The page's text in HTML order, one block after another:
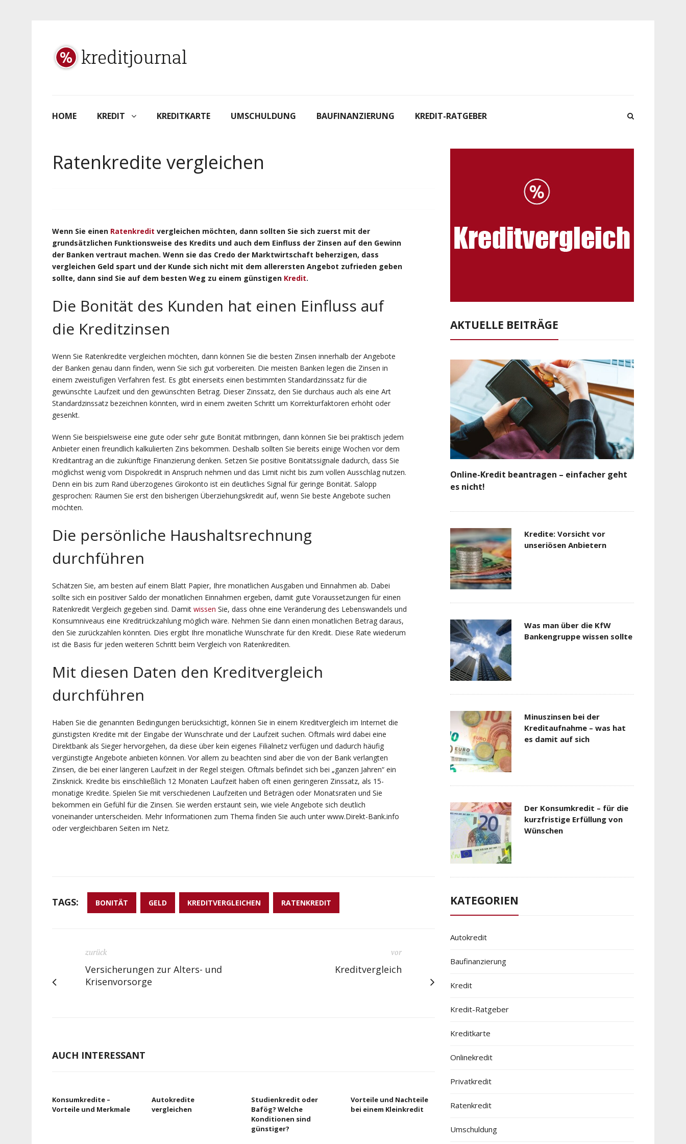
HOME KREDIT KREDITKARTE UMSCHULDUNG BAUFINANZIERUNG KREDIT-RATGEBER
Ratenkredite vergleichen
Wenn Sie einen Ratenkredit vergleichen möchten, dann sollten Sie sich zuerst mit der
grundsätzlichen Funktionsweise des Kredits und auch dem Einfluss der Zinsen auf den Gewinn
der Banken vertraut machen. Wenn sie das Credo der Marktwirtschaft beherzigen, dass
vergleichen Geld spart und der Kunde sich nicht mit dem allerersten Angebot zufrieden geben
sollte, dann sind Sie auf dem besten Weg zu einem günstigen Kredit.
Die Bonität des Kunden hat einen Einfluss auf
die Kreditzinsen
Wenn Sie Ratenkredite vergleichen möchten, dann können Sie die besten Zinsen innerhalb der Angebote
der Banken genau dann finden, wenn Sie sich gut vorbereiten. Die meisten Banken legen die Zinsen in
einem zweistufigen Verfahren fest. Es gibt einerseits einen bestimmten Standardzinssatz für die
gewünschte Laufzeit und den gewünschten Betrag. Dieser Zinssatz, den Sie durchaus auch als eine Art
Standardzinssatz bezeichnen könnten, wird in einem zweiten Schritt um Korrekturfaktoren erhöht oder
gesenkt.
Wenn Sie beispielsweise eine gute oder sehr gute Bonität mitbringen, dann können Sie bei praktisch jedem
Anbieter einen freundlich kalkulierten Zins bekommen. Deshalb sollten Sie bereits einige Wochen vor dem
Kreditantrag an die zukünftige Finanzierung denken. Setzen Sie positive Bonitätssignale dadurch, dass Sie
möglichst wenig vom Dispokredit in Anspruch nehmen und das Limit nicht bis zum vollen Ausschlag nutzen.
Denn ein bis zum Rand überzogenes Girokonto ist ein deutliches Signal für geringe Bonität. Salopp
gesprochen: Räumen Sie erst den bisherigen Überziehungskredit auf, wenn Sie beste Angebote suchen
möchten.
Die persönliche Haushaltsrechnung
durchführen
Schätzen Sie, am besten auf einem Blatt Papier, Ihre monatlichen Ausgaben und Einnahmen ab. Dabei
sollte sich ein positiver Saldo der monatlichen Einnahmen ergeben, damit gute Voraussetzungen für einen
Ratenkredit Vergleich gegeben sind. Damit wissen Sie, dass ohne eine Veränderung des Lebenswandels und
Konsumniveaus eine Kreditrückzahlung möglich wäre. Nehmen Sie dann einen monatlichen Betrag daraus,
den Sie zurückzahlen könnten. Dies ergibt Ihre monatliche Wunschrate für den Kredit. Diese Rate wiederum
ist die Basis für jeden weiteren Schritt beim Vergleich von Ratenkrediten.
Mit diesen Daten den Kreditvergleich
durchführen
Haben Sie die genannten Bedingungen berücksichtigt, können Sie in einem Kreditvergleich im Internet die
günstigsten Kredite mit der Eingabe der Wunschrate und der Laufzeit suchen. Oftmals wird dabei eine
Direktbank als Sieger hervorgehen, da diese über kein eigenes Filialnetz verfügen und dadurch häufig
vergünstigte Angebote anbieten können. Vor allem zu beachten sind aber die von der Bank verlangten
Zinsen, die bei einer längeren Laufzeit in der Regel steigen. Oftmals befindet sich bei „ganzen Jahren“ ein
Zinsknick. Kredite bis einschließlich 12 Monaten Laufzeit haben oft einen geringeren Zinssatz, als 15-
monatige Kredite. Spielen Sie mit verschiedenen Laufzeiten und Beträgen oder Monatsraten und Sie
bekommen ein Gefühl für die Zinsen. Sie werden erstaunt sein, wie viele Angebote sich deutlich
voneinander unterscheiden. Mehr Informationen zum Thema finden Sie auch unter www.Direkt-Bank.info
oder vergleichbaren Seiten im Netz.
TAGS: BONITÄT GELD KREDITVERGLEICHEN RATENKREDIT
zurück
Versicherungen zur Alters- und
Krisenvorsorge
vor
Kreditvergleich
AUCH INTERESSANT
Konsumkredite –
Vorteile und Merkmale
Autokredite
vergleichen
Studienkredit oder
Bafög? Welche
Konditionen sind
günstiger?
Vorteile und Nachteile
bei einem Kleinkredit
AKTUELLE BEITRÄGE
Online-Kredit beantragen – einfacher geht
es nicht!
Kredite: Vorsicht vor
unseriösen Anbietern
Was man über die KfW
Bankengruppe wissen sollte
Minuszinsen bei der
Kreditaufnahme – was hat
es damit auf sich
Der Konsumkredit – für die
kurzfristige Erfüllung von
Wünschen
KATEGORIEN
Autokredit
Baufinanzierung
Kredit
Kredit-Ratgeber
Kreditkarte
Onlinekredit
Privatkredit
Ratenkredit
Umschuldung